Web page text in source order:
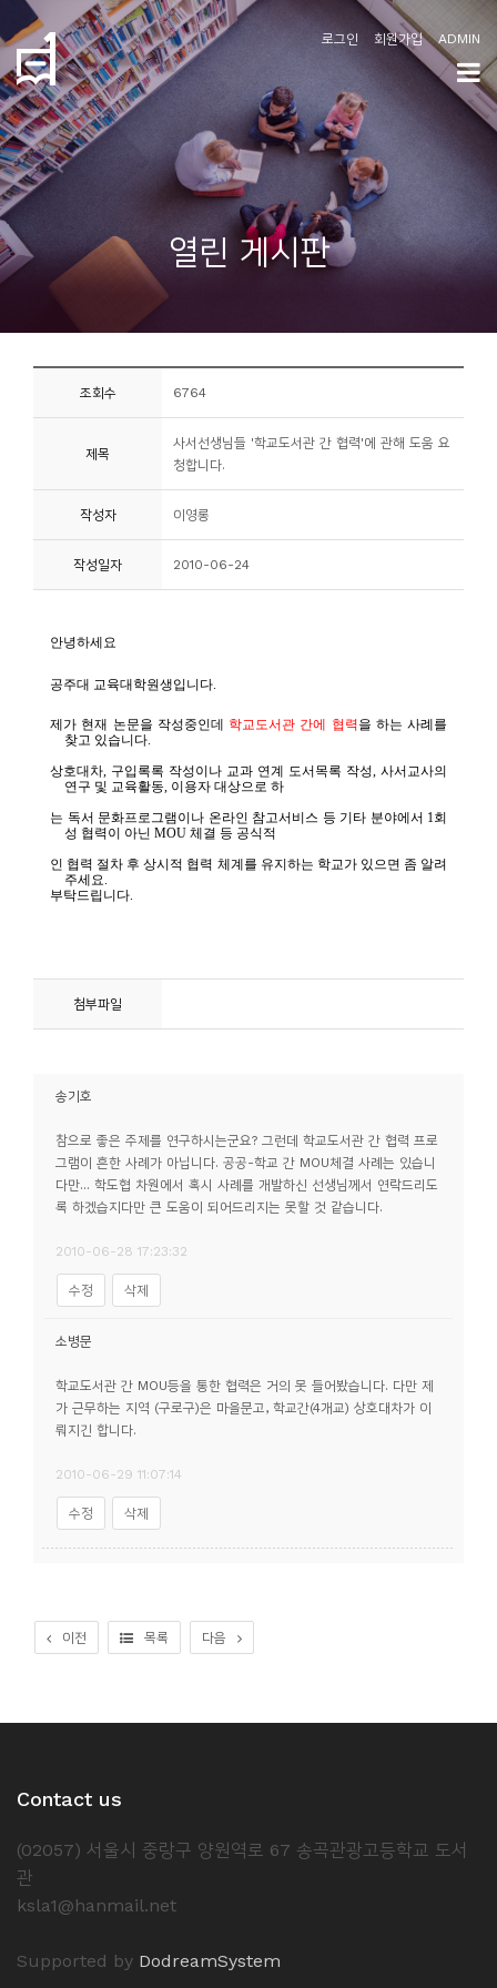
로그인 회원가입 ADMIN
열린 게시판
조회수 6764
제목
사서선생님들 '학교도서관 간 협력'에 관해 도움 요
청합니다.
작성자 이영롱
작성일자 2010-06-24
첨부파일
송기호
참으로 좋은 주제를 연구하시는군요? 그런데 학교도서관 간 협력 프로
그램이 흔한 사례가 아닙니다. 공공-학교 간 MOU체결 사례는 있습니
다만... 학도협 차원에서 혹시 사례를 개발하신 선생님께서 연락드리도
록 하겠습지다만 큰 도움이 되어드리지는 못할 것 같습니다.
2010-06-28 17:23:32
수정 삭제
소병문
학교도서관 간 MOU등을 통한 협력은 거의 못 들어봤습니다. 다만 제
가 근무하는 지역 (구로구)은 마을문고, 학교간(4개교) 상호대차가 이
뤄지긴 합니다.
2010-06-29 11:07:14
수정 삭제
이전 목록 다음
Contact us
(02057) 서울시 중랑구 양원역로 67 송곡관광고등학교 도서
관
ksla1@hanmail.net
Supported by DodreamSystem
학
도
협
개
지
사
뮤
책
개